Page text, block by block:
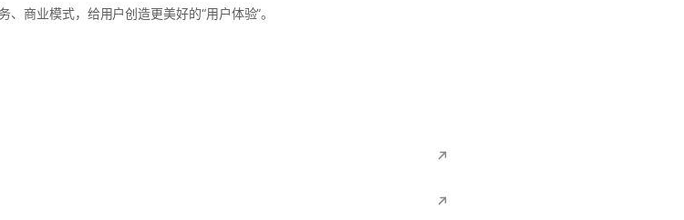
商业模式，给用户创造更美好的“用户体验”。